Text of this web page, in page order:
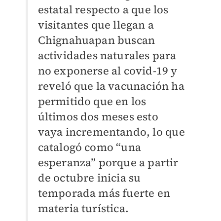
estatal respecto a que los
visitantes que llegan a
Chignahuapan buscan
actividades naturales para
no exponerse al covid-19 y
reveló que la vacunación ha
permitido que en los
últimos dos meses esto
vaya incrementando, lo que
catalogó como “una
esperanza” porque a partir
de octubre inicia su
temporada más fuerte en
materia turística.